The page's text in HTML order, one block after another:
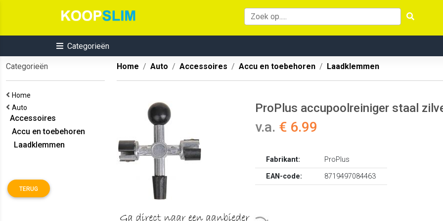
Categorieën
Categorieën
Home
Auto
Accessoires
Accu en toebehoren
Laadklemmen
TERUG
Home Auto Accessoires Accu en toebehoren Laadklemmen
ProPlus accupoolreiniger staal
v.a. € 6.99
Fabrikant:
ProPlus
EAN-code:
8719497084463